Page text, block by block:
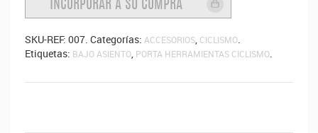
SKU-REF: 007 Categorías: ACCESORIOS CICLISMO
Etiquetas: BAJO ASIENTO PORTA HERRAMIENTAS CICLISMO